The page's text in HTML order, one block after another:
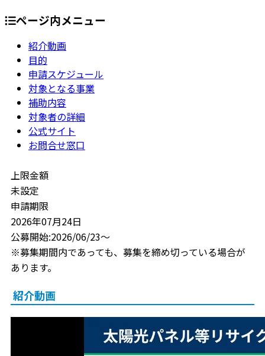
ページ内メニュー
紹介動画
目的
申請スケジュール
対象となる事業
補助内容
対象者の詳細
公式サイト
お問合せ窓口
上限金額
未設定
申請期限
2026年07月24日
公募開始:2026/06/23～
※募集期間内であっても、募集を締め切っている場合が
あります。
紹介動画